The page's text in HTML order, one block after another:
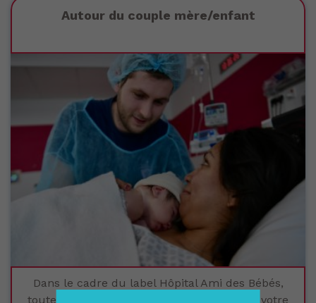
Autour du couple mère/enfant
Dans le cadre du label Hôpital Ami des Bébés,
toute l’attention sera portée au respect de votre